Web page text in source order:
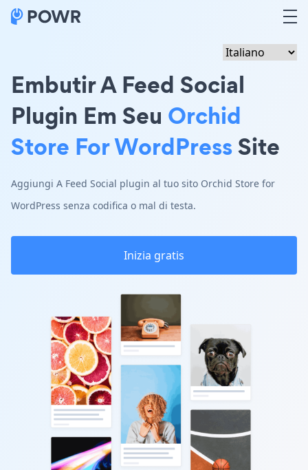
Embutir A Feed Social
Plugin Em Seu Orchid
Store For WordPressSite
Aggiungi A Feed Social plugin al tuo sito Orchid Store for
WordPress senza codifica o mal di testa.
Inizia gratis